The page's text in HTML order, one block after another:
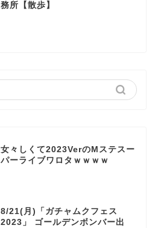
務所【散歩】
女々しくて2023VerのMステスー
パーライブワロタｗｗｗｗ
8/21(月)「ガチャムクフェス
2023」 ゴールデンボンバー出